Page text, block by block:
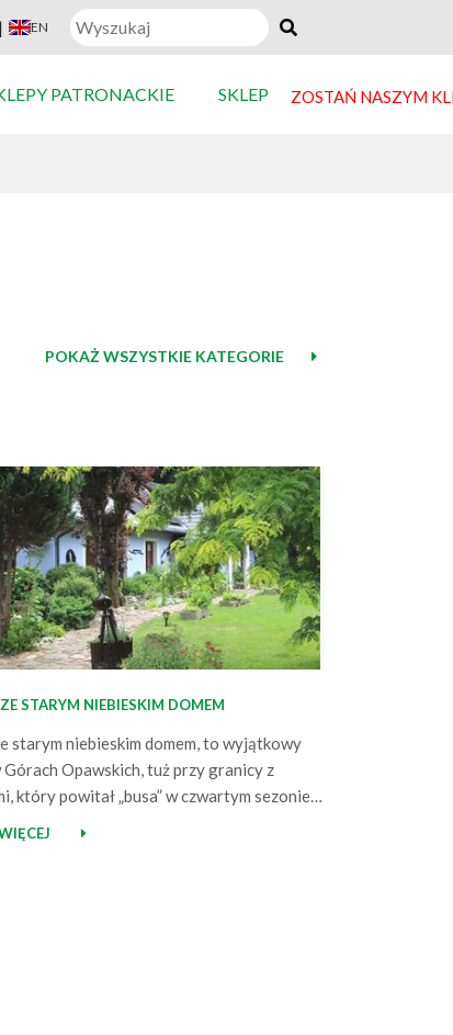
| EN
PATRONACKIE SKLEP ZOSTAŃ NASZYM
POKAŻ WSZYSTKIE KATEGORIE
STARYM NIEBIESKIM DOMEM
starym niebieskim domem, to wyjątkowy
Opawskich, tuż przy granicy z
który powitał „busa” w czwartym sezonie
Agrimpex. Jak wygląda tytułowy